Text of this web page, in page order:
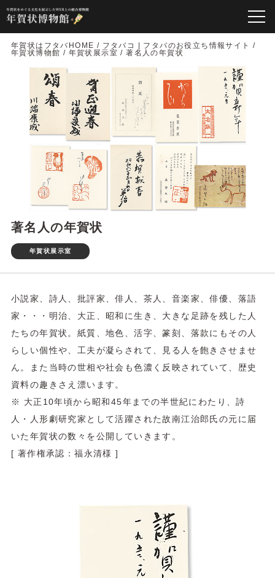
年賀状はフタバHOME / フタバコ | フタバのお役立ち情報サイト
/
年賀状博物館 / 年賀状展示室 /著名人の年賀状
著名人の年賀状
年賀状展示室
小説家、詩人、批評家、俳人、茶人、音楽家、俳優、落語
家・・・明治、大正、昭和に生き、大きな足跡を残した人
たちの年賀状。紙質、地色、活字、篆刻、落款にもその人
らしい個性や、工夫が凝らされて、見る人を飽きさせませ
ん。また当時の世相や社会も色濃く反映されていて、歴史
資料の趣きさえ漂います。
※ 大正10年頃から昭和45年までの半世紀にわたり、詩
人・人形劇研究家として活躍された故南江治郎氏の元に届
いた年賀状の数々を公開していきます。
[ 著作権承認：福永清様 ]